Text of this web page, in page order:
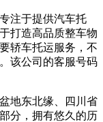
注于提供汽车托
打造高品质整车物
轿车托运服务，不
该公司的客服号码
地东北缘、四川省
分，拥有悠久的历